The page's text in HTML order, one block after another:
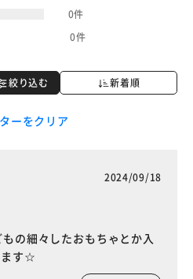
0件
0件
絞り込む 新着順
ーをクリア
2024/09/18
の細々したおもちゃとか入
ます☆